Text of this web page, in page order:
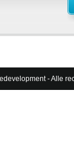
- Alle